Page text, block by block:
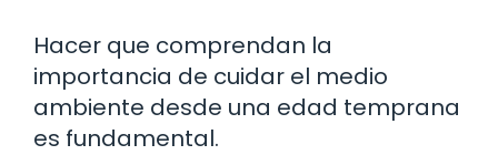
Hacer que comprendan la
importancia de cuidar el medio
ambiente desde una edad temprana
es fundamental.